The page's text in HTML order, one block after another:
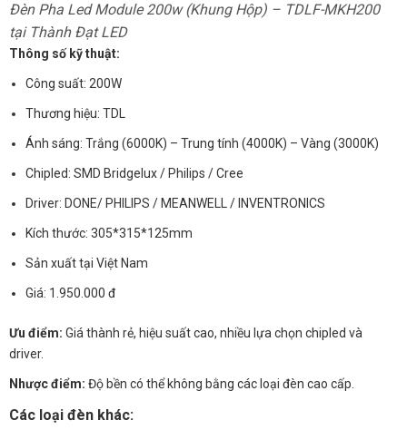
Đèn Pha Led Module 200w (Khung Hộp) – TDLF-MKH200
tại Thành Đạt LED
Thông số kỹ thuật:
Công suất: 200W
Thương hiệu: TDL
Ánh sáng: Trắng (6000K) – Trung tính (4000K) – Vàng (3000K)
Chipled: SMD Bridgelux / Philips / Cree
Driver: DONE/ PHILIPS / MEANWELL / INVENTRONICS
Kích thước: 305*315*125mm
Sản xuất tại Việt Nam
Giá: 1.950.000 đ
Ưu điểm: Giá thành rẻ, hiệu suất cao, nhiều lựa chọn chipled và
driver.
Nhược điểm: Độ bền có thể không bằng các loại đèn cao cấp.
Các loại đèn khác: